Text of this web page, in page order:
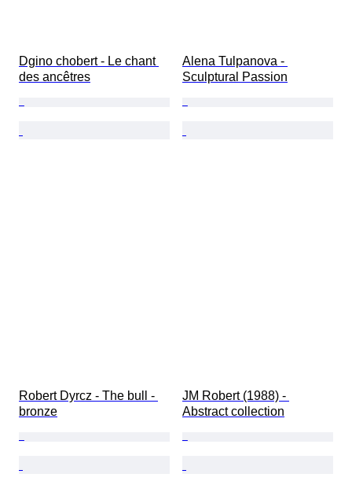
Dgino chobert - Le chant
des ancêtres
Alena Tulpanova -
Sculptural Passion
Robert Dyrcz - The bull -
bronze
JM Robert (1988) -
Abstract collection